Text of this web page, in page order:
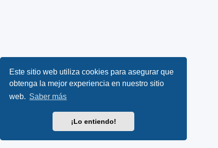
Este sitio web utiliza cookies para asegurar que
obtenga la mejor experiencia en nuestro sitio
web. Saber más
¡Lo entiendo!